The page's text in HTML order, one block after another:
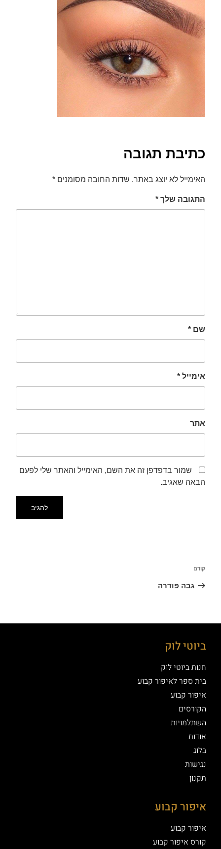
font_download סמן קישורים
לאפס
את
כל
האפשרויות
cached
כתיבת תגובה
האימייל לא יוצג באתר. שדות החובה מסומנים *
התגובה שלך *
שם *
אימייל *
אתר
שמור בדפדפן זה את השם, האימייל והאתר שלי לפעם
הבאה שאגיב.
קודם
גבה פודרה
ביוטי לוק
חנות ביוטי לוק
בית ספר לאיפור קבוע
איפור קבוע
הקורסים
השתלמויות
אודות
בלוג
נגישות
תקנון
איפור קבוע
איפור קבוע
קורס איפור קבוע